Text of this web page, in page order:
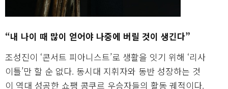
“내 나이 때 많이 얻어야 나중에 버릴 것이 생긴다”
조성진이 ‘콘서트 피아니스트’로 생활을 잇기 위해 ‘리사
이틀’만 할 순 없다. 동시대 지휘자와 동반 성장하는 것
이 역대 성공한 쇼팽 콩쿠르 우승자들의 활동 궤적이다.